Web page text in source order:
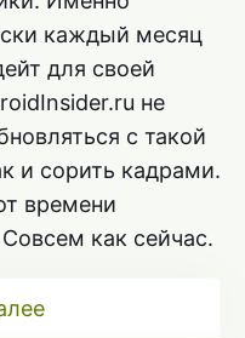
каждый месяц
для своей
не
с такой
и сорить кадрами.
времени
как сейчас.